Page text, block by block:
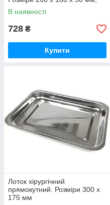
об'єм 1,1 л
В наявності
728 ₴
Купити
Лоток хірургічний
прямокутний. Розміри 300 х
175 мм